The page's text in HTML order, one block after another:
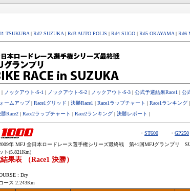
TSUKUBA | Rd2 SUZUKA | Rd3 AUTO POLIS | Rd4 SUGO | Rd5 OKAYAMA | Rd6
| ノックアウト-S-1 | ノックアウト-S-2 | ノックアウト-S-3 | 公式予選結果Race1 | 公
ームアップ| Race1グリッド | 決勝Race1 | Race1ラップチャート | Race1ランキング |
Race2 | Race2ラップチャート | Race2ランキング | 決勝レポート |
・ ST600 ・ GP250
年 MFJ 全日本ロードレース選手権シリーズ最終戦 第41回MFJグランプリ
ト(5.821Km)
果表 （Race1 決勝）
: Dry
ース 2.243Km